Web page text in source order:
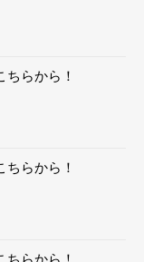
らから！
らから！
らから！